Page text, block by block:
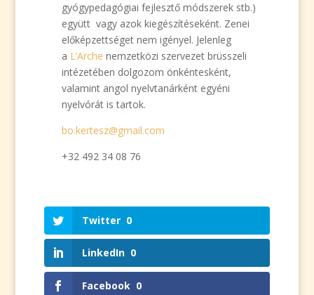
gyógypedagógiai fejlesztő módszerek stb.)
együtt vagy azok kiegészítéseként. Zenei
előképzettséget nem igényel. Jelenleg
a L’Arche nemzetközi szervezet brüsszeli
intézetében dolgozom önkéntesként,
valamint angol nyelvtanárként egyéni
nyelvórát is tartok.
bo.kertesz@gmail.com
+32 492 34 08 76
Twitter 0
LinkedIn 0
Facebook 0